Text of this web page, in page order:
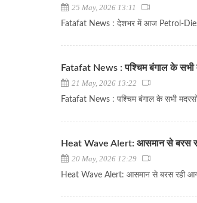
25 May, 2026 13:11
Fatafat News : देशभर में आज Petrol-
Fatafat News : पश्चिम बंगाल के
21 May, 2026 13:22
Fatafat News : पश्चिम बंगाल के सभी
Heat Wave Alert: आसमान से बरस
20 May, 2026 12:29
Heat Wave Alert: आसमान से बरस रही